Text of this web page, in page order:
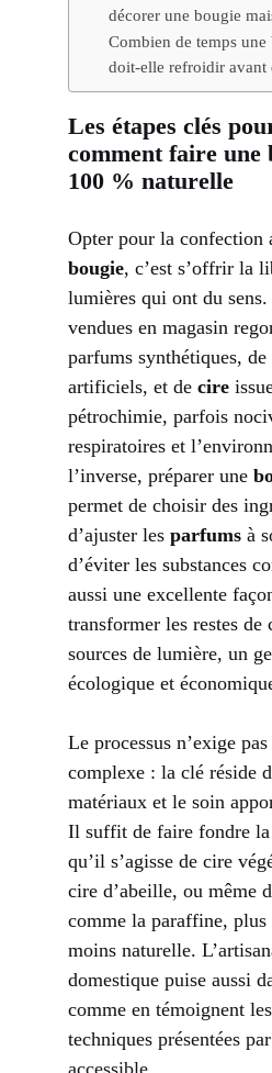
décorer une bougie
Combien de temps une
doit-elle refroidir avant
Les étapes clés
comment faire une
100 % naturelle
Opter pour la confection
bougie, c’est s’offrir la
lumières qui ont du
vendues en magasin
parfums synthétiques,
artificiels, et decire
pétrochimie, parfois
respiratoires et
l’inverse, préparer une
permet de choisir des
d’ajuster lesparfums à
d’éviter les substances
aussi une excellente
transformer les restes de
sources de lumière, un
écologique et
Le processus n’exige
complexe : la clé réside
matériaux et le soin
Il suffit de faire fondre la
qu’il s’agisse de cire
cire d’abeille, ou même
comme la paraffine, plus
moins naturelle.
domestique puise aussi
comme en témoignent
techniques présentées
accessible